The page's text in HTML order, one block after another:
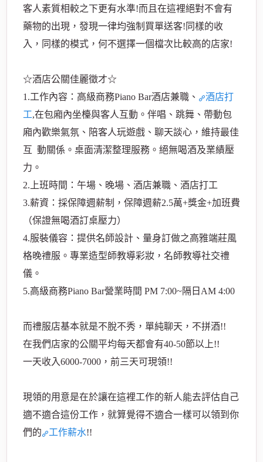
客人素質相較之下更有水準!而且在這裡絕對不會有
藥物的出現，發現一律均強制買單送客!同樣的收
入，同樣的模式，何不選擇一個檔次比較高的店家!
☆酒店公關佳麗徵才☆
1.工作內容：高級商務Piano Bar酒店兼職、
酒店打
工,在包廂內坐檯與客人互動。伴唱、跳舞、帶動包
廂內歡樂氣氛、陪客人玩遊戲、聊天談心，維持最佳
互 動關係。桌面清潔整理服務。絕無喝酒及業績壓
力。
2.上班時間：午場、晚場、酒店兼職、酒店打工
3.薪資：採保障週薪制，保障週薪2.5萬+獎金+加班費
（保證無喝酒訂桌壓力）
4.服裝儀容：提供名師設計、量身訂做之高雅端莊風
格晚禮服。專業造型師教導彩妝，名師教導社交禮
儀。
5.高級商務Piano Bar營業時間 PM 7:00~隔日AM 4:00
而禮服店基本就是不脫不秀，單純聊天，不拼酒!!
在我們店家的公關平均每天都會有40-50節以上!!
一天收入6000-7000，前三天可現領!!
現領的用意是在於讓在這裡工作的新人能去評估自己
適不適合這份工作，就算覺得不適合一樣可以領到你
們的
工作薪水!!